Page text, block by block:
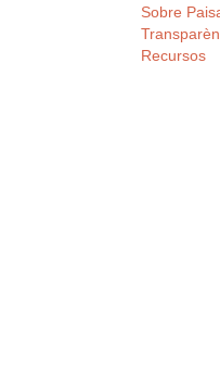
Sobre
Recursos